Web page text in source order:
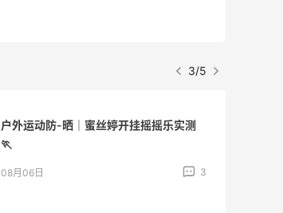
3/5
户外运动防-晒｜蜜丝婷开挂摇摇乐实测
🏃
08月06日 3